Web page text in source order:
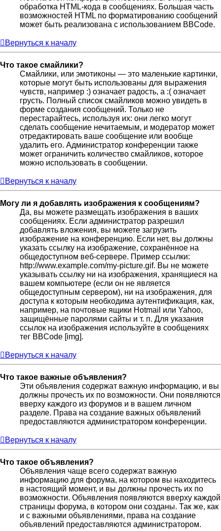
обработка HTML-кода в сообщениях. Большая часть
возможностей HTML по форматированию сообщений
может быть реализована с использованием BBCode.
Вернуться к началу
Что такое смайлики?
Смайлики, или эмотиконы — это маленькие картинки,
которые могут быть использованы для выражения
чувств, например :) означает радость, а :( означает
грусть. Полный список смайликов можно увидеть в
форме создания сообщений. Только не
перестарайтесь, используя их: они легко могут
сделать сообщение нечитаемым, и модератор может
отредактировать ваше сообщение или вообще
удалить его. Администратор конференции также
может ограничить количество смайликов, которое
можно использовать в сообщении.
Вернуться к началу
Могу ли я добавлять изображения к сообщениям?
Да, вы можете размещать изображения в ваших
сообщениях. Если администратор разрешил
добавлять вложения, вы можете загрузить
изображение на конференцию. Если нет, вы должны
указать ссылку на изображение, сохранённое на
общедоступном веб-сервере. Пример ссылки:
http://www.example.com/my-picture.gif. Вы не можете
указывать ссылку ни на изображения, хранящиеся на
вашем компьютере (если он не является
общедоступным сервером), ни на изображения, для
доступа к которым необходима аутентификация, как,
например, на почтовые ящики Hotmail или Yahoo,
защищённые паролями сайты и т. п. Для указания
ссылок на изображения используйте в сообщениях
тег BBCode [img].
Вернуться к началу
Что такое важные объявления?
Эти объявления содержат важную информацию, и вы
должны прочесть их по возможности. Они появляются
вверху каждого из форумов и в вашем личном
разделе. Права на создание важных объявлений
предоставляются администратором конференции.
Вернуться к началу
Что такое объявления?
Объявления чаще всего содержат важную
информацию для форума, на котором вы находитесь
в настоящий момент, и вы должны прочесть их по
возможности. Объявления появляются вверху каждой
страницы форума, в котором они созданы. Так же, как
и с важными объявлениями, права на создание
объявлений предоставляются администратором.